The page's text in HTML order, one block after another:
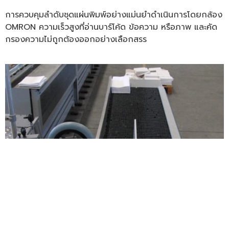
การควบคุมลำดับชุดแผ่นพิมพ์อย่างแม่นยำดำเนินการโดยกล้อง
OMRON ความเร็วสูงที่อ่านบาร์โค้ด ข้อความ หรือภาพ และคัด
กรองความไม่ถูกต้องออกอย่างเลือกสรร